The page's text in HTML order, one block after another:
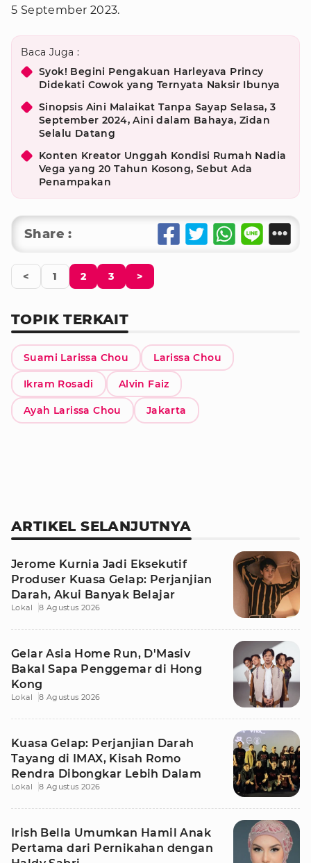
5 September 2023.
Baca Juga :
Syok! Begini Pengakuan Harleyava Princy
Didekati Cowok yang Ternyata Naksir Ibunya
Sinopsis Aini Malaikat Tanpa Sayap Selasa, 3
September 2024, Aini dalam Bahaya, Zidan
Selalu Datang
Konten Kreator Unggah Kondisi Rumah Nadia
Vega yang 20 Tahun Kosong, Sebut Ada
Penampakan
Share :
< 1 2 3 >
TOPIK TERKAIT
Suami Larissa Chou Larissa Chou
Ikram Rosadi Alvin Faiz
Ayah Larissa Chou Jakarta
ARTIKEL SELANJUTNYA
Jerome Kurnia Jadi Eksekutif
Produser Kuasa Gelap: Perjanjian
Darah, Akui Banyak Belajar
Lokal 8 Agustus 2026
Gelar Asia Home Run, D'Masiv
Bakal Sapa Penggemar di Hong
Kong
Lokal 8 Agustus 2026
Kuasa Gelap: Perjanjian Darah
Tayang di IMAX, Kisah Romo
Rendra Dibongkar Lebih Dalam
Lokal 8 Agustus 2026
Irish Bella Umumkan Hamil Anak
Pertama dari Pernikahan dengan